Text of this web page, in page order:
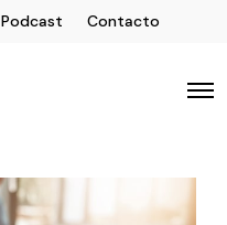
Podcast Contacto